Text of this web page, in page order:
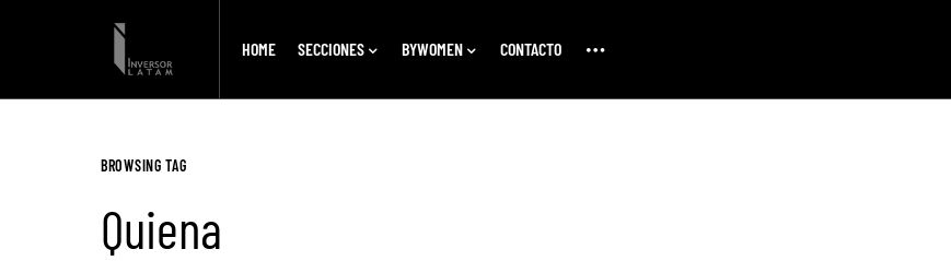
HOME SECCIONES BYWOMEN CONTACTO
BROWSING TAG
Quiena